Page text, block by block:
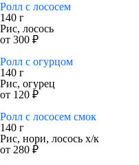
Ролл с лососем
140 г
Рис, лосось
от 300 ₽
Ролл с огурцом
140 г
Рис, огурец
от 120 ₽
Ролл с лососем смок
140 г
Рис, нори, лосось х/к
от 280 ₽